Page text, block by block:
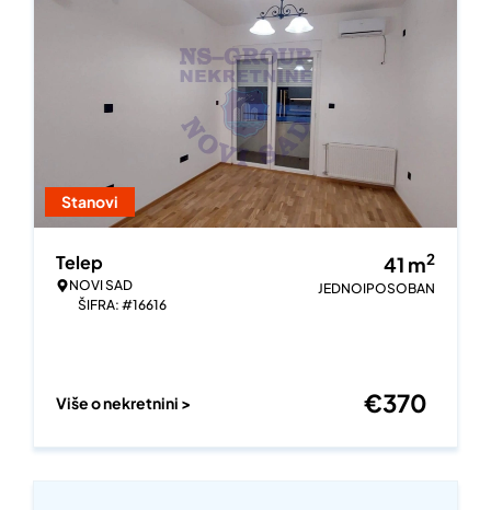
Stanovi
Telep
NOVI SAD
ŠIFRA: #16616
41 m2
JEDNOIPOSOBAN
Više o nekretnini > €370